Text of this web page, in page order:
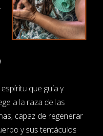
espíritu que guía y
a la raza de las
capaz de regenerar
y sus tentáculos